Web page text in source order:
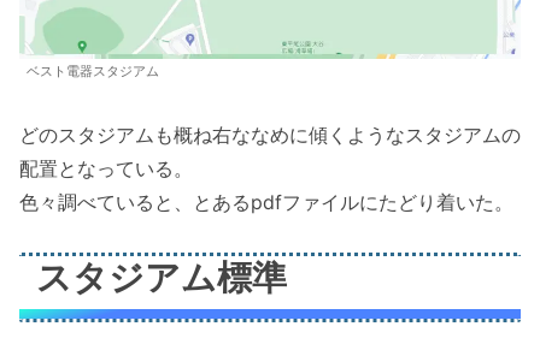
ベスト電器スタジアム
どのスタジアムも概ね右ななめに傾くようなスタジアムの
配置となっている。
色々調べていると、とあるpdfファイルにたどり着いた。
スタジアム標準